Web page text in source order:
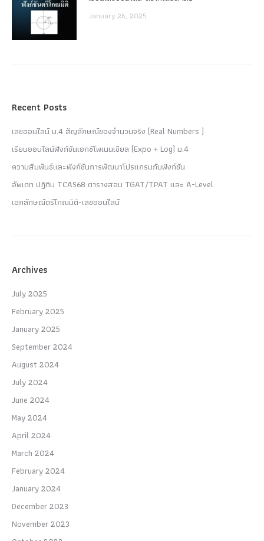
January 26, 2025
Recent Posts
เลขออนไลน์ ม.4 สัญลักษณ์ของจำนวนจริง (Real Numbers )
เรียนออนไลน์ฟังก์ชันเอกซ์โพเนนเชียล (Expo + Log) ม.4
ความสัมพันธ์และฟังก์ชันการพัฒนาโปรแกรมกับฟังก์ชัน
อัพเดท ปฏิทิน TCAS68 ตารางสอบ TGAT/TPAT และ A-Level
เอกลักษณ์ตรีโกณมิติ-เลขออนไลน์
Archives
July 2025
February 2025
January 2025
September 2024
August 2024
July 2024
June 2024
May 2024
April 2024
March 2024
February 2024
January 2024
December 2023
November 2023